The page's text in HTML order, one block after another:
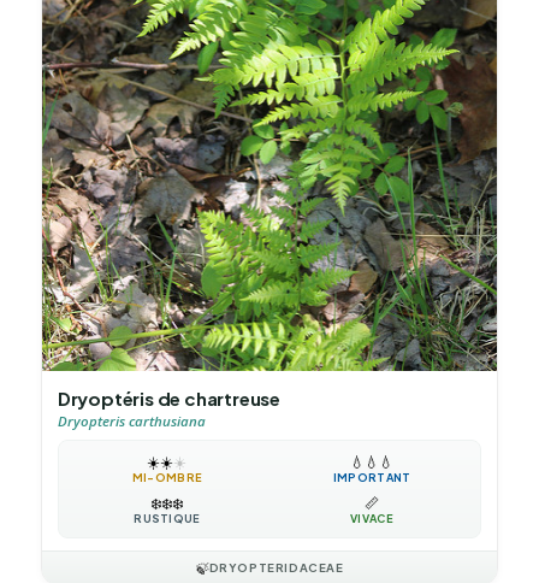
Dryoptéris de chartreuse
Dryopteris carthusiana
☀️☀️☀️
MI-OMBRE
💧 💧 💧
IMPORTANT
❄️❄️❄️
RUSTIQUE
📏
VIVACE
🍃DRYOPTERIDACEAE